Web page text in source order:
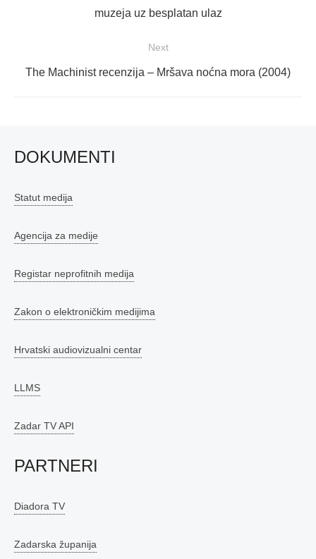
muzeja uz besplatan ulaz
Next
Next
The Machinist recenzija – Mršava noćna mora (2004)
DOKUMENTI
Statut medija
Agencija za medije
Registar neprofitnih medija
Zakon o elektroničkim medijima
Hrvatski audiovizualni centar
LLMS
Zadar TV API
PARTNERI
Diadora TV
Zadarska županija